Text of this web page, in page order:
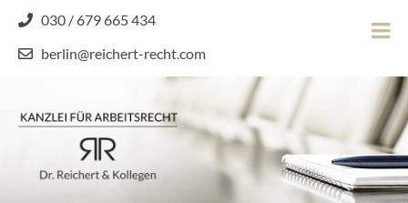
content
030 / 679 665 434
berlin@reichert-recht.com
Dr.
Reichert